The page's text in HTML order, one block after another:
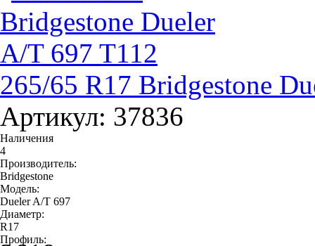
265/65 R17 Bridgestone
Артикул: 37836
Наличения
4
Производитель:
Bridgestone
Модель:
Dueler A/T 697
Диаметр:
R17
Профиль: